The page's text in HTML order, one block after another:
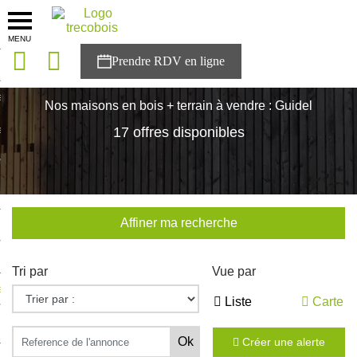
MENU
solutions
Trecobois
à NESTOR
Nos maisons en bois + terrain à vendre : Guidel
17 offres disponibles
Affiner ma recherche
Tri par Vue par
Liste Carte
Créer une alerte